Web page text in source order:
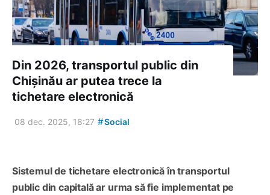
Din 2026, transportul public din
Chișinău ar putea trece la
tichetare electronică
08 dec. 2025, 18:27 #Social
Sistemul de tichetare electronică în transportul
public din capitală ar urma să fie implementat pe